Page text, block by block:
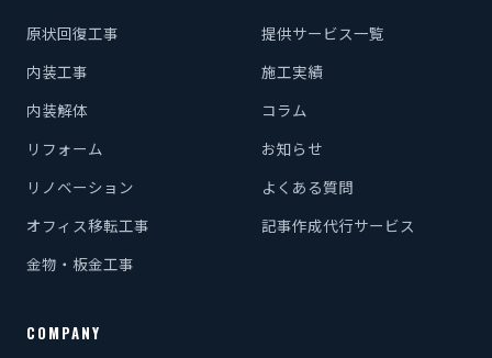
原状回復工事
内装工事
内装解体
リフォーム
リノベーション
オフィス移転工事
金物・板金工事
提供サービス一覧
施工実績
コラム
お知らせ
よくある質問
記事作成代行サービス
COMPANY